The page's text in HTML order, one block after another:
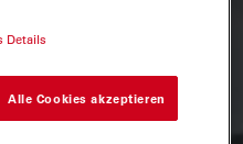
Details
Alle Cookies akzeptieren